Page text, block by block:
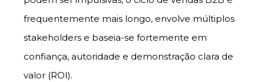
frequentemente mais longo, envolve múltiplos
stakeholders e baseia-se fortemente em
confiança, autoridade e demonstração clara de
valor (ROI).